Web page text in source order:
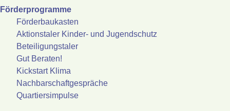
Förderprogramme
Förderbaukasten
Aktionstaler Kinder- und Jugendschutz
Beteiligungstaler
Gut Beraten!
Kickstart Klima
Nachbarschaftgespräche
Quartiersimpulse